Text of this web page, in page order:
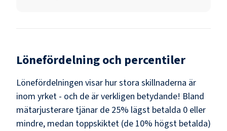
Lönefördelning och percentiler
Lönefördelningen visar hur stora skillnaderna är
inom yrket - och de är verkligen betydande! Bland
mätarjusterare tjänar de 25% lägst betalda 0 eller
mindre, medan toppskiktet (de 10% högst betalda)